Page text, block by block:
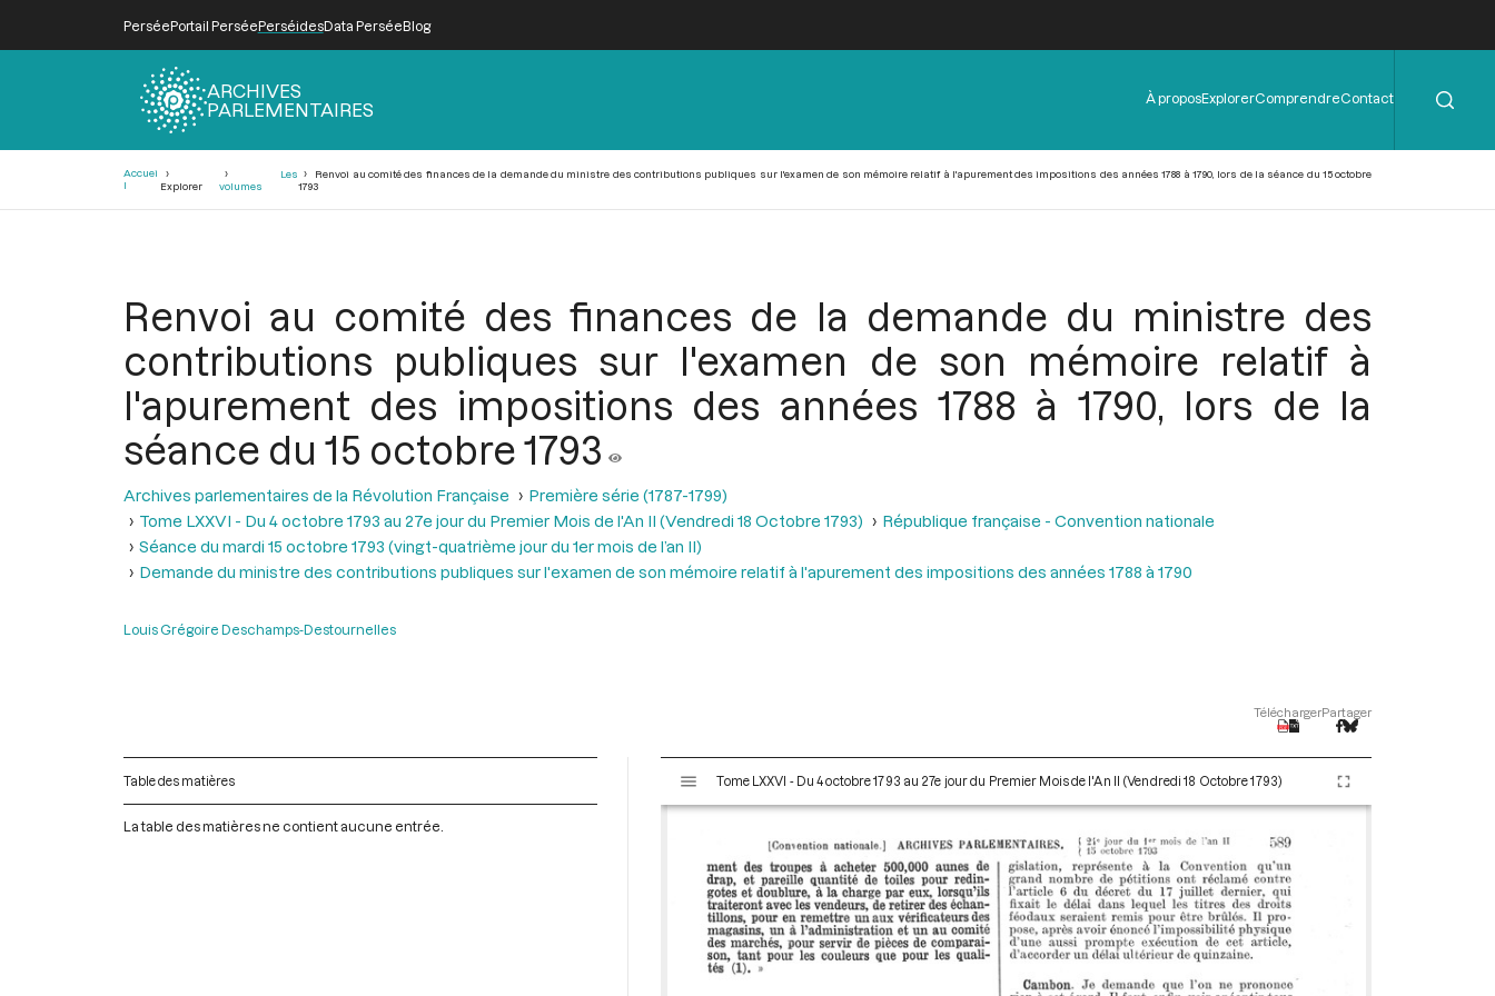
PerséePortail PerséePerséidesData PerséeBlog
ARCHIVES
PARLEMENTAIRES
Menu
de
À proposExplorerComprendreContact
Accuei
l
Explorer
Les
volumes
Renvoi au comité des finances de la demande du ministre des contributions publiques sur l'examen de son mémoire relatif à l'apurement des impositions des années 1788 à 1790, lors de la séance du 15 octobre
1793
Renvoi au comité des finances de la demande du ministre des
contributions publiques sur l'examen de son mémoire relatif à
l'apurement des impositions des années 1788 à 1790, lors de la
séance du 15 octobre 1793
Archives parlementaires de la Révolution Française
Première série (1787-1799)
Tome LXXVI - Du 4 octobre 1793 au 27e jour du Premier Mois de l'An II (Vendredi 18 Octobre 1793)
République française - Convention nationale
Séance du mardi 15 octobre 1793 (vingt-quatrième jour du 1er mois de l’an II)
Demande du ministre des contributions publiques sur l'examen de son mémoire relatif à l'apurement des impositions des années 1788 à 1790
Louis Grégoire Deschamps-Destournelles
TéléchargerPartager
Table des matières
La table des matières ne contient aucune entrée.
s
Tome LXXVI - Du 4 octobre 1793 au 27e jour du Premier Mois de l'An II (Vendredi 18 Octobre 1793)